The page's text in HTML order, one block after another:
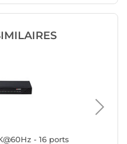
- 16 ports